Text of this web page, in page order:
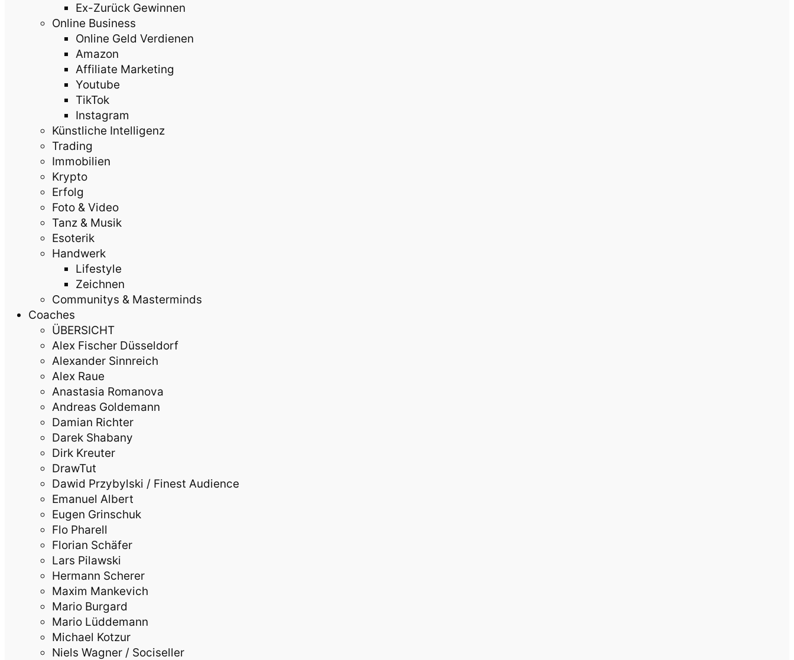
Ex-Zurück Gewinnen
Online Business
Online Geld Verdienen
Amazon
Affiliate Marketing
Youtube
TikTok
Instagram
Künstliche Intelligenz
Trading
Immobilien
Krypto
Erfolg
Foto & Video
Tanz & Musik
Esoterik
Handwerk
Lifestyle
Zeichnen
Communitys & Masterminds
Coaches
ÜBERSICHT
Alex Fischer Düsseldorf
Alexander Sinnreich
Alex Raue
Anastasia Romanova
Andreas Goldemann
Damian Richter
Darek Shabany
Dirk Kreuter
DrawTut
Dawid Przybylski / Finest Audience
Emanuel Albert
Eugen Grinschuk
Flo Pharell
Florian Schäfer
Lars Pilawski
Hermann Scherer
Maxim Mankevich
Mario Burgard
Mario Lüddemann
Michael Kotzur
Niels Wagner / Sociseller